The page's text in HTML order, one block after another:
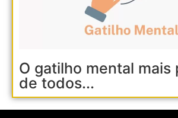
O gatilho mental mais
de todos...